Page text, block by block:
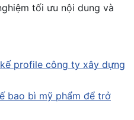
tối ưu nội dung và
profile công ty xây dựng
bao bì mỹ phẩm để trở